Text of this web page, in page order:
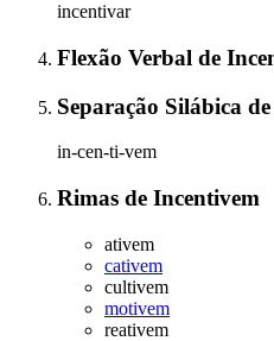
incentivar
Flexão Verbal de
Separação Silábica de
in-cen-ti-vem
Rimas de Incentivem
ativem
cativem
cultivem
motivem
reativem